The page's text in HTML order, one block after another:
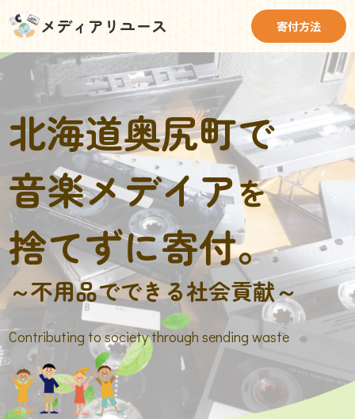
メディアリユース 寄付方法
北海道奥尻町で
音楽メデイアを
捨てずに寄付。
～不用品でできる社会貢献～
Contributing to society through sending waste